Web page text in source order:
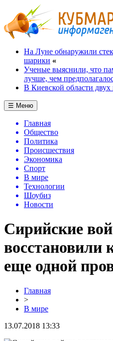
На Луне обнаружили
шарики «
Ученые выяснили, что
лучше, чем
В Киевской области двух
☰ Меню
Главная
Общество
Политика
Происшествия
Экономика
Спорт
В мире
Технологии
Шоубиз
Новости
Сирийские
восстановили
еще одной
Главная
>
В мире
13.07.2018 13:33